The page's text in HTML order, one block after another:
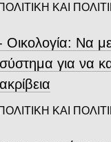
ΚΑΙ
Να
για να
ΚΑΙ